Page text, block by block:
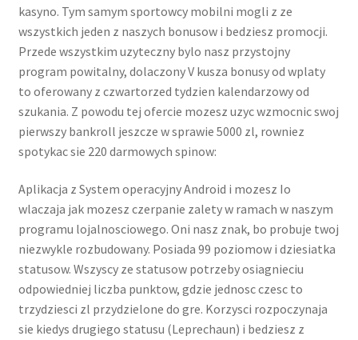
kasyno. Tym samym sportowcy mobilni mogli z ze
wszystkich jeden z naszych bonusow i bedziesz promocji.
Przede wszystkim uzyteczny bylo nasz przystojny
program powitalny, dolaczony V kusza bonusy od wplaty
to oferowany z czwartorzed tydzien kalendarzowy od
szukania. Z powodu tej ofercie mozesz uzyc wzmocnic swoj
pierwszy bankroll jeszcze w sprawie 5000 zl, rowniez
spotykac sie 220 darmowych spinow:
Aplikacja z System operacyjny Android i mozesz Io
wlaczaja jak mozesz czerpanie zalety w ramach w naszym
programu lojalnosciowego. Oni nasz znak, bo probuje twoj
niezwykle rozbudowany. Posiada 99 poziomow i dziesiatka
statusow. Wszyscy ze statusow potrzeby osiagnieciu
odpowiedniej liczba punktow, gdzie jednosc czesc to
trzydziesci zl przydzielone do gre. Korzysci rozpoczynaja
sie kiedys drugiego statusu (Leprechaun) i bedziesz z